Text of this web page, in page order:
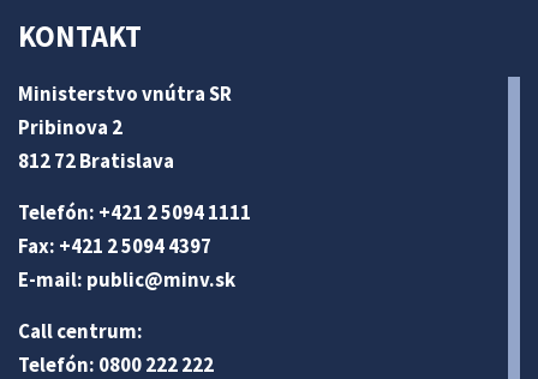
KONTAKT
Ministerstvo vnútra SR
Pribinova 2
812 72 Bratislava
Telefón: +421 2 5094 1111
Fax: +421 2 5094 4397
E-mail: public@minv.sk
Call centrum:
Telefón: 0800 222 222